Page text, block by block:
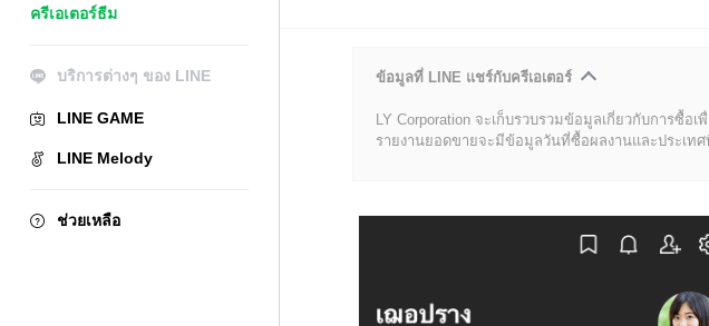
ครีเอเตอร์ธีม
บริการต่างๆ ของ LINE
LINE GAME
LINE Melody
ช่วยเหลือ
ข้อมูลที่ LINE แชร์กับครีเอเตอร์
LY Corporation จะเก็บรวบรวมข้อมูลเกี่ยวกับการซื้อ
รายงานยอดขายจะมีข้อมูลวันที่ซื้อผลงานและประเ